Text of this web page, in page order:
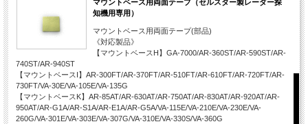
マウントベース用両面テープ（セルスター製レーダー探
知機用専用）
マウントベース用両面テープ(部品)
《対応製品》
【マウントベースH】GA-7000/AR-360ST/AR-590ST/AR-
740ST/AR-940ST
【マウントベースI】AR-300FT/AR-370FT/AR-510FT/AR-610FT/AR-720FT/AR-
730FT/VA-30E/VA-105E/VA-135G
【マウントベースK】AR-85AT/AR-630AT/AR-750AT/AR-830AT/AR-920AT/AR-
950AT/AR-G1A/AR-S1A/AR-E1A/AR-G5A/VA-115E/VA-210E/VA-230E/VA-
260G/VA-301E/VA-303E/VA-307G/VA-310E/VA-330S/VA-360G